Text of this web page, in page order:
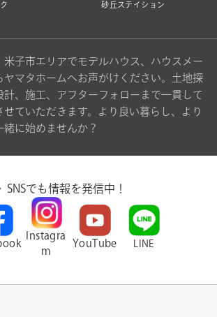
砂丘ステイション
米子市エリアでモデルハウス、ハウスメー
ヤマタホームへお声がけください。土地探
計、施工、アフターフォローまで一貫して
せていただきます。より良い暮らし、より
緒に始めませんか？
SNSでも情報を発信中！
Instagra
m
YouTube LINE